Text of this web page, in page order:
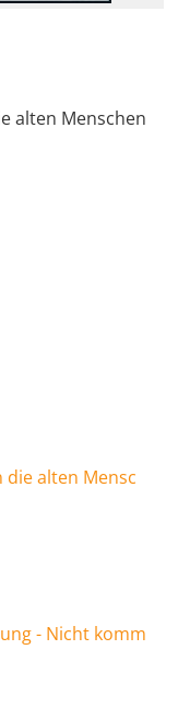
alten Menschen
die alten Mensc
- Nicht komm